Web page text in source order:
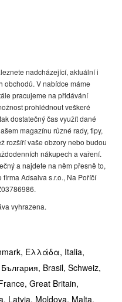
nadcházející, aktuální i
obchodů. V nabídce máme
pracujeme na přidávání
prohlédnout veškeré
dostatečný čas využít dané
magazínu různé rady, tipy,
rozšíří vaše obzory nebo budou
nákupech a vaření.
a najdete na něm přesně to,
Adsalva s.r.o., Na Poříčí
vyhrazena.
Ελλάδα, Italia,
България, Brasil, Schweiz,
Great Britain,
Latvia, Moldova, Malta,